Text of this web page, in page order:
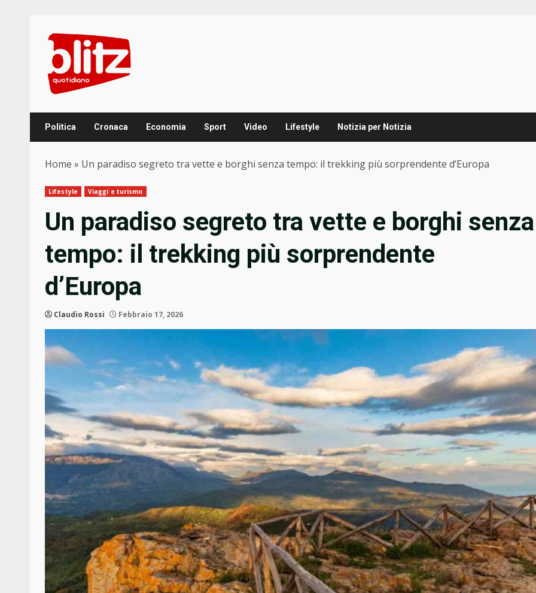
content
Politica Cronaca Economia Sport Video Lifestyle Notizia per Notizia
Home » Un paradiso segreto tra vette e borghi senza tempo: il trekking più sorprendente d’Europa
Lifestyle Viaggi e turismo
Un paradiso segreto tra vette e borghi senza
tempo: il trekking più sorprendente
d’Europa
Claudio Rossi Febbraio 17, 2026